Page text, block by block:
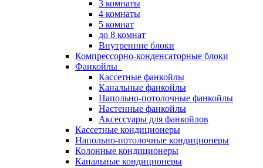
3 комнаты
4 комнаты
5 комнат
до 8 комнат
Внутренние блоки
Компрессорно-конденсаторные блоки
Фанкойлы
Кассетные фанкойлы
Канальные фанкойлы
Напольно-потолочные фанкойлы
Настенные фанкойлы
Аксессуары для фанкойлов
Кассетные кондиционеры
Напольно-потолочные кондиционеры
Колонные кондиционеры
Канальные кондиционеры